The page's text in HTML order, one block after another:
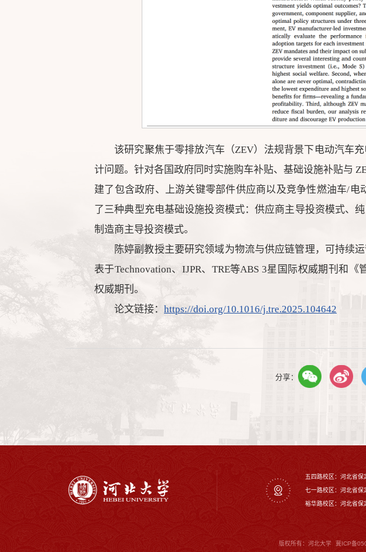
该研究聚焦于零排放汽车（ZEV）法规背景下电动汽车
计问题。针对各国政府同时实施购车补贴、基础设施补贴与
建了包含政府、上游关键零部件供应商以及竞争性燃油车/电
了三种典型充电基础设施投资模式：供应商主导投资模式、
制造商主导投资模式。
陈婷副教授主要研究领域为物流与供应链管理，可持续
表于Technovation、IJPR、TRE等ABS 3星国际权威期刊和
权威期刊。
论文链接： https://doi.org/10.1016/j.tre.2025.104642
分享：
五四路校区：河北省保
七一路校区：‌河北省
裕华路校区‌：河北省
版权所有：河北大学 冀ICP备